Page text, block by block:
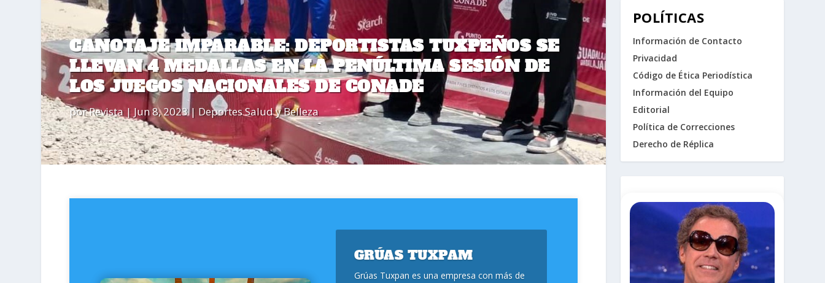
CANOTAJE IMPARABLE: DEPORTISTAS TUXPEÑOS SE
LLEVAN 4 MEDALLAS EN LA PENÚLTIMA SESIÓN DE
LOS JUEGOS NACIONALES DE CONADE
porRevista | Jun 8, 2023| Deportes Salud y Belleza
GRÚAS TUXPAM
Grúas Tuxpan es una empresa con más de
POLÍTICAS
Información de Contacto
Privacidad
Código de Ética Periodística
Información del Equipo
Editorial
Política de Correcciones
Derecho de Réplica